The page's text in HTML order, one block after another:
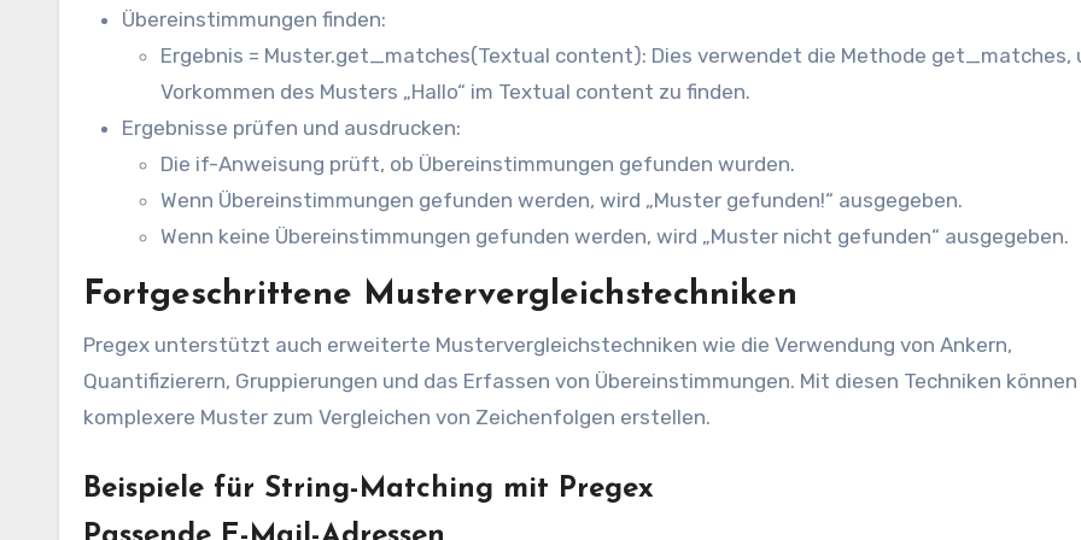
Übereinstimmungen finden:
Ergebnis = Muster.get_matches(Textual content): Dies verwendet die Methode get_matches,
Vorkommen des Musters „Hallo“ im Textual content zu finden.
Ergebnisse prüfen und ausdrucken:
Die if-Anweisung prüft, ob Übereinstimmungen gefunden wurden.
Wenn Übereinstimmungen gefunden werden, wird „Muster gefunden!“ ausgegeben.
Wenn keine Übereinstimmungen gefunden werden, wird „Muster nicht gefunden“ ausgegeben.
Fortgeschrittene Mustervergleichstechniken
Pregex unterstützt auch erweiterte Mustervergleichstechniken wie die Verwendung von Ankern,
Quantifizierern, Gruppierungen und das Erfassen von Übereinstimmungen. Mit diesen Techniken können
komplexere Muster zum Vergleichen von Zeichenfolgen erstellen.
Beispiele für String-Matching mit Pregex